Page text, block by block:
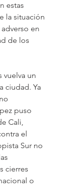
estas
la situación
en
de los
vuelva un
ciudad. Ya
puso
Cali,
el
Sur no
cierres
o